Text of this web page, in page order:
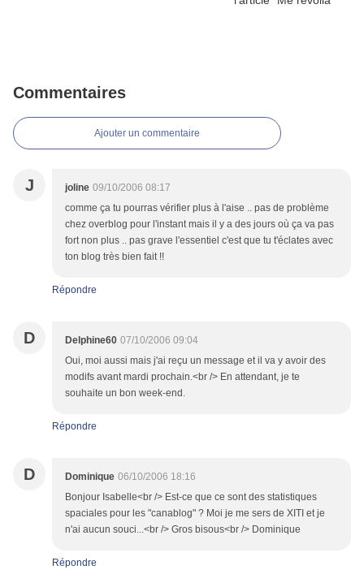
Commentaires
Ajouter un commentaire
J joline 09/10/2006 08:17
comme ça tu pourras vérifier plus à l'aise .. pas de problème
chez overblog pour l'instant mais il y a des jours où ça va pas
fort non plus .. pas grave l'essentiel c'est que tu t'éclates avec
ton blog très bien fait !!
Répondre
D Delphine60 07/10/2006 09:04
Oui, moi aussi mais j'ai reçu un message et il va y avoir des
modifs avant mardi prochain.<br /> En attendant, je te
souhaite un bon week-end.
Répondre
D Dominique 06/10/2006 18:16
Bonjour Isabelle<br /> Est-ce que ce sont des statistiques
spaciales pour les "canablog" ? Moi je me sers de XITI et je
n'ai aucun souci...<br /> Gros bisous<br /> Dominique
Répondre